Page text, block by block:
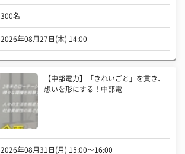
300名
2026年08月27日(木) 14:00
【中部電力】「きれいごと」を貫き、
想いを形にする！中部電
2026年08月31日(月) 15:00〜16:00